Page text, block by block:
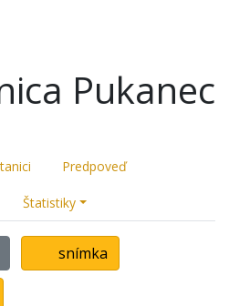
Pukanec
Predpoveď
Štatistiky
snímka